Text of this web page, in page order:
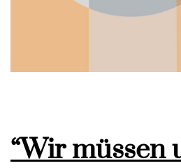
“Wir müssen